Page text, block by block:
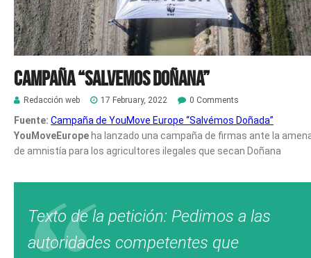
Campaña “Salvemos Doñana”
Redacción web 17 February, 2022 0 Comments
Fuente: Campaña de YouMove Europe “Salvémos Doñada”
YouMoveEurope ha lanzado una campaña de firmas ante la
de amnistía para los agricultores ilegales que secan Doñana
Texto de la petición: Pedimos a las
autoridades competentes que